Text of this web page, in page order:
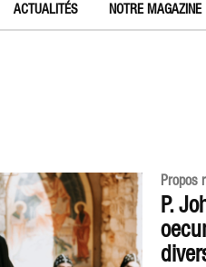
ACTUALITÉS NOTRE MAGAZINE
Propos
P.